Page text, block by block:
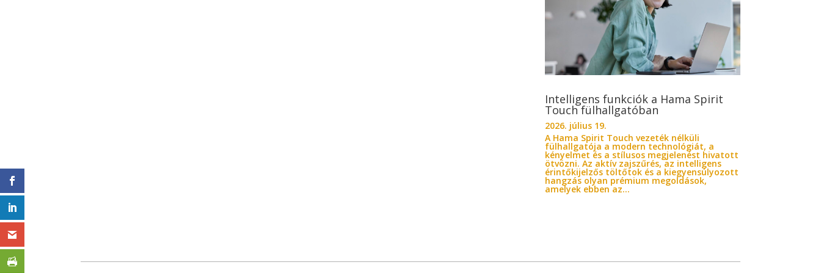
Intelligens funkciók a Hama Spirit
Touch fülhallgatóban
2026. július 19.
A Hama Spirit Touch vezeték nélküli
fülhallgatója a modern technológiát, a
kényelmet és a stílusos megjelenést hivatott
ötvözni. Az aktív zajszűrés, az intelligens
érintőkijelzős töltőtok és a kiegyensúlyozott
hangzás olyan prémium megoldások,
amelyek ebben az...